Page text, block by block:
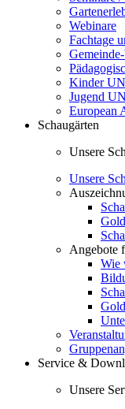
Webinare
Fachtage
Kinder
Jugend
European
Schaugärten
Unsere
Unsere
Angebote
Wie
Service &
Unsere